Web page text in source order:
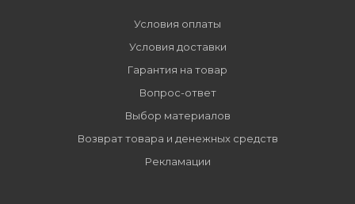
Условия оплаты
Условия доставки
Гарантия на товар
Вопрос-ответ
Выбор материалов
Возврат товара и денежных средств
Рекламации